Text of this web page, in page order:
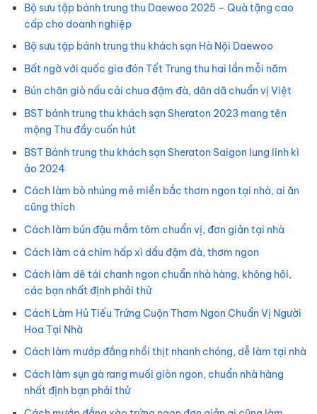
Bộ sưu tập bánh trung thu Daewoo 2025 – Quà tặng cao
cấp cho doanh nghiệp
Bộ sưu tập bánh trung thu khách sạn Hà Nội Daewoo
Bất ngờ với quốc gia đón Tết Trung thu hai lần mỗi năm
Bún chân giò nấu cải chua đậm đà, dân dã chuẩn vị Việt
BST bánh trung thu khách sạn Sheraton 2023 mang tên
mộng Thu đầy cuốn hút
BST Bánh trung thu khách sạn Sheraton Saigon lung linh kì
ảo 2024
Cách làm bò nhúng mẻ miền bắc thơm ngon tại nhà, ai ăn
cũng thích
Cách làm bún đậu mắm tôm chuẩn vị, đơn giản tại nhà
Cách làm cá chim hấp xì dầu đậm đà, thơm ngon
Cách làm dê tái chanh ngon chuẩn nhà hàng, không hôi,
các bạn nhất định phải thử
Cách Làm Hủ Tiếu Trứng Cuộn Thơm Ngon Chuẩn Vị Người
Hoa Tại Nhà
Cách làm mướp đắng nhồi thịt nhanh chóng, dễ làm tại nhà
Cách làm sụn gà rang muối giòn ngon, chuẩn nhà hàng
nhất định bạn phải thử